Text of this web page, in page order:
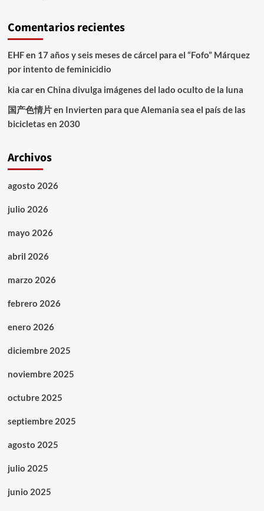
Comentarios recientes
EHFen 17 años y seis meses de cárcel para el “Fofo” Márquez
por intento de feminicidio
kia caren China divulga imágenes del lado oculto de la luna
国产色情片en Invierten para que Alemania sea el país de las
bicicletas en 2030
Archivos
agosto 2026
julio 2026
mayo 2026
abril 2026
marzo 2026
febrero 2026
enero 2026
diciembre 2025
noviembre 2025
octubre 2025
septiembre 2025
agosto 2025
julio 2025
junio 2025